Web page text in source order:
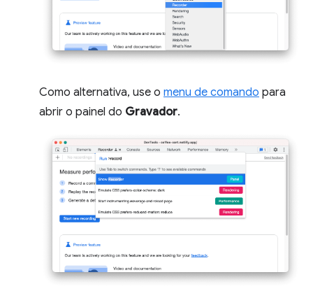
Como alternativa, use o menu de comando para
abrir o painel do Gravador.